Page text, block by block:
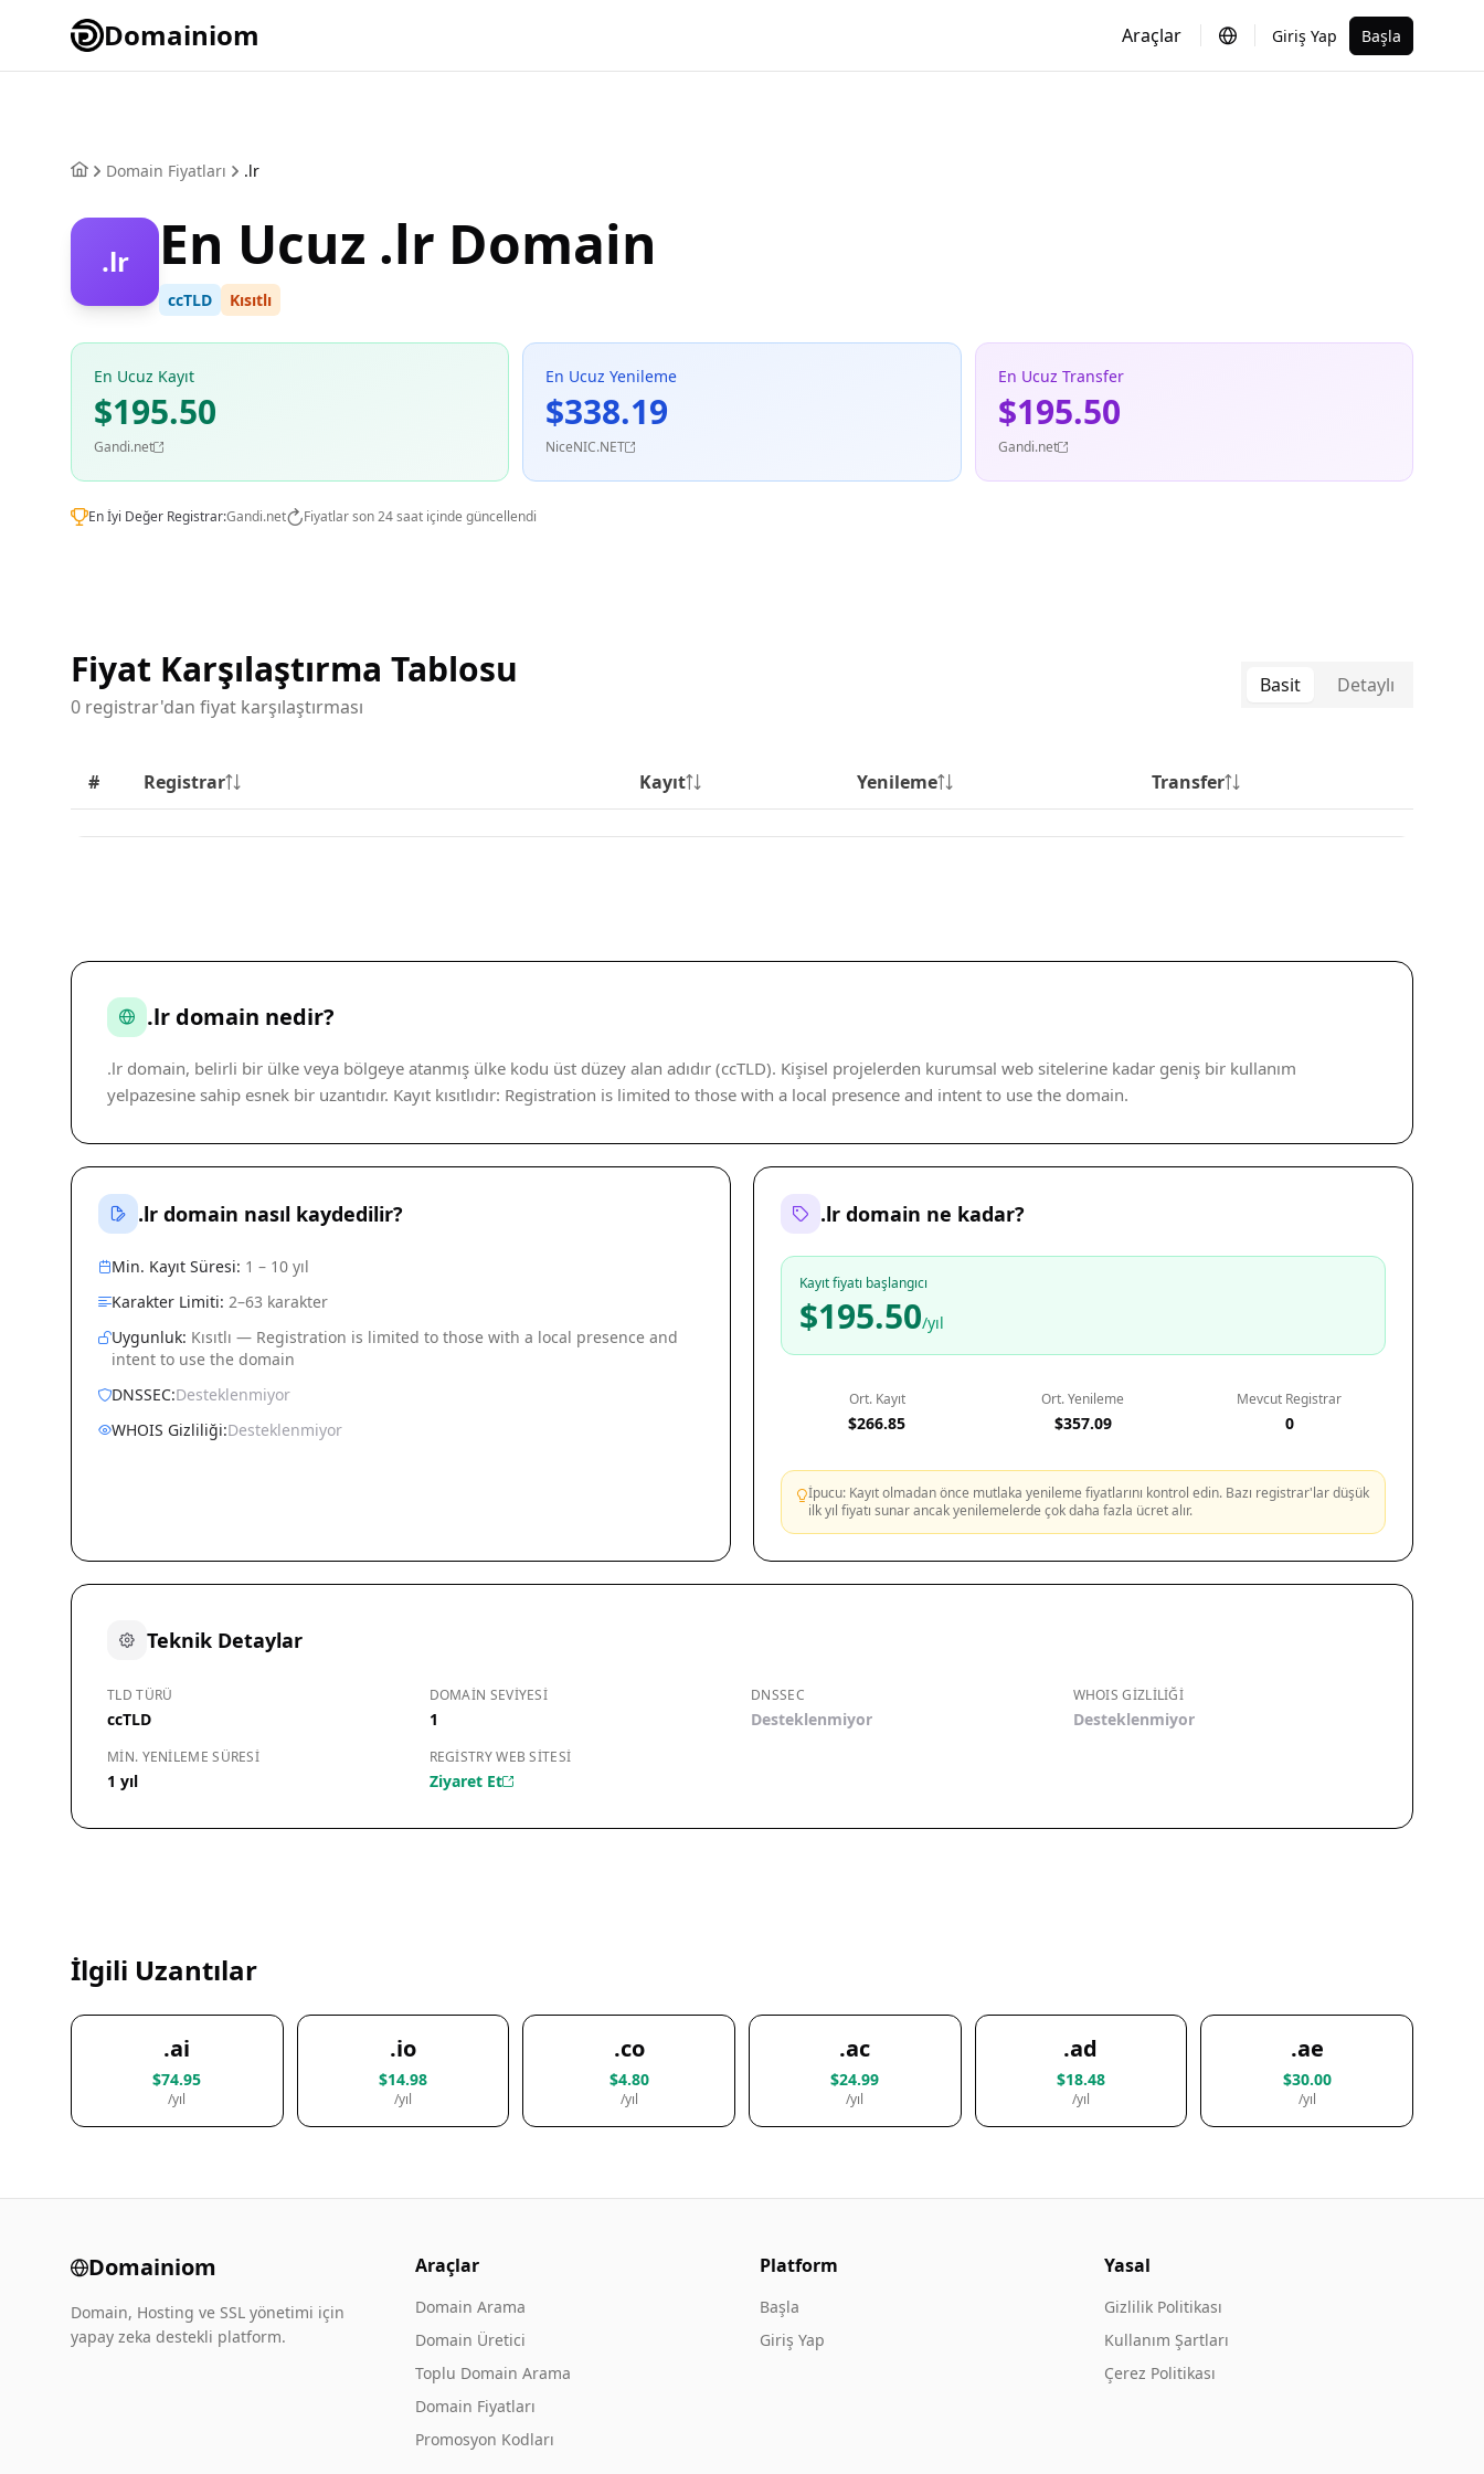
Domainiom Araçlar Giriş Yap Başla
Domain Fiyatları .lr
.lr En Ucuz .lr Domain
ccTLD Kısıtlı
En Ucuz Kayıt
$195.50
Gandi.net
En Ucuz Yenileme
$338.19
NiceNIC.NET
En Ucuz Transfer
$195.50
Gandi.net
En İyi Değer Registrar:Gandi.net Fiyatlar son 24 saat içinde güncellendi
Fiyat Karşılaştırma Tablosu
0 registrar'dan fiyat karşılaştırması
Basit Detaylı
# Registrar Kayıt Yenileme Transfer
.lr domain nedir?
.lr domain, belirli bir ülke veya bölgeye atanmış ülke kodu üst düzey alan adıdır (ccTLD). Kişisel projelerden kurumsal web sitelerine kadar geniş bir kullanım
yelpazesine sahip esnek bir uzantıdır. Kayıt kısıtlıdır: Registration is limited to those with a local presence and intent to use the domain.
.lr domain nasıl kaydedilir?
Min. Kayıt Süresi: 1 – 10 yıl
Karakter Limiti: 2–63 karakter
Uygunluk: Kısıtlı — Registration is limited to those with a local presence and
intent to use the domain
DNSSEC:Desteklenmiyor
WHOIS Gizliliği:Desteklenmiyor
.lr domain ne kadar?
Kayıt fiyatı başlangıcı
$195.50/yıl
Ort. Kayıt
$266.85
Ort. Yenileme
$357.09
Mevcut Registrar
0
İpucu: Kayıt olmadan önce mutlaka yenileme fiyatlarını kontrol edin. Bazı registrar'lar düşük
ilk yıl fiyatı sunar ancak yenilemelerde çok daha fazla ücret alır.
Teknik Detaylar
TLD TÜRÜ
ccTLD
DOMAIN SEVIYESI
1
DNSSEC
Desteklenmiyor
WHOIS GIZLILIĞI
Desteklenmiyor
MIN. YENILEME SÜRESI
1 yıl
REGISTRY WEB SITESI
Ziyaret Et
İlgili Uzantılar
.ai
$74.95
/yıl
.io
$14.98
/yıl
.co
$4.80
/yıl
.ac
$24.99
/yıl
.ad
$18.48
/yıl
.ae
$30.00
/yıl
Domainiom
Domain, Hosting ve SSL yönetimi için
yapay zeka destekli platform.
Araçlar
Domain Arama
Domain Üretici
Toplu Domain Arama
Domain Fiyatları
Promosyon Kodları
Platform
Başla
Giriş Yap
Yasal
Gizlilik Politikası
Kullanım Şartları
Çerez Politikası